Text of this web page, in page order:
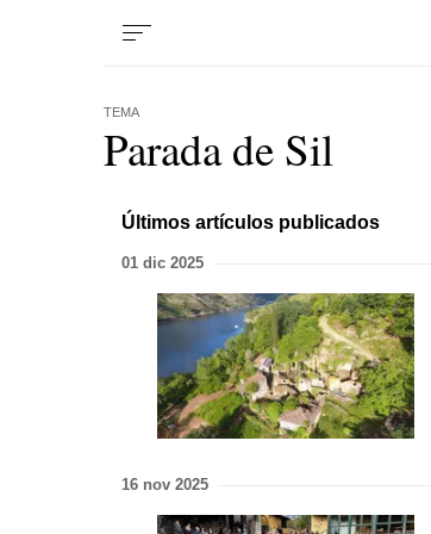
TEMA
Parada de Sil
Últimos artículos publicados
01 dic 2025
16 nov 2025